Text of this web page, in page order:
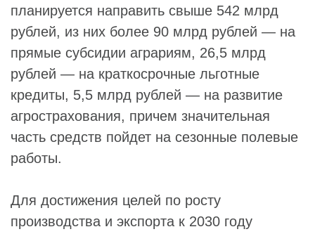
планируется направить свыше 542 млрд
рублей, из них более 90 млрд рублей — на
прямые субсидии аграриям, 26,5 млрд
рублей — на краткосрочные льготные
кредиты, 5,5 млрд рублей — на развитие
агрострахования, причем значительная
часть средств пойдет на сезонные полевые
работы.
Для достижения целей по росту
производства и экспорта к 2030 году